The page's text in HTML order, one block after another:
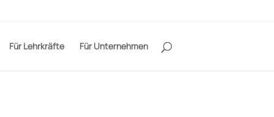
Für Lehrkräfte Für Unternehmen